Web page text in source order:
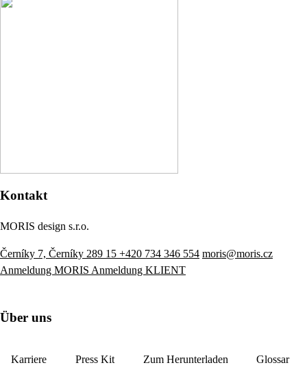
Kontakt
MORIS design s.r.o.
Černíky 7, Černíky 289 15 +420 734 346 554 moris@moris.cz
Anmeldung MORIS Anmeldung KLIENT
Über uns
Karriere Press Kit Zum Herunterladen Glossar